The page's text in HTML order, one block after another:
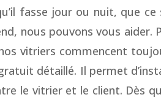
fasse jour ou nuit, que ce
nous pouvons vous aider.
vitriers commencent
détaillé. Il permet
le vitrier et le client. Dès